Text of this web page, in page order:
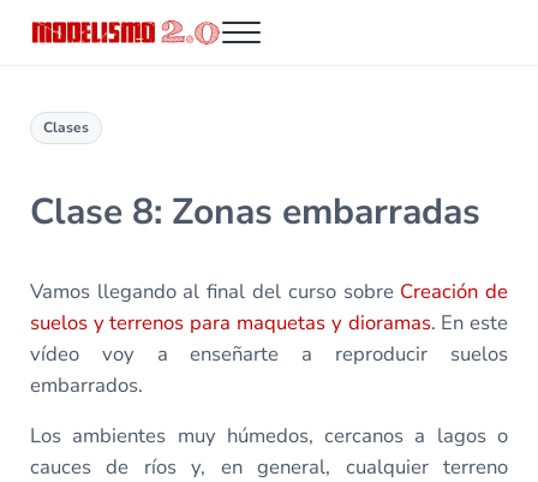
Menu
Clases
Clase 8: Zonas embarradas
Vamos llegando al final del curso sobre Creación de
suelos y terrenos para maquetas y dioramas. En este
vídeo voy a enseñarte a reproducir suelos
embarrados.
Los ambientes muy húmedos, cercanos a lagos o
cauces de ríos y, en general, cualquier terreno